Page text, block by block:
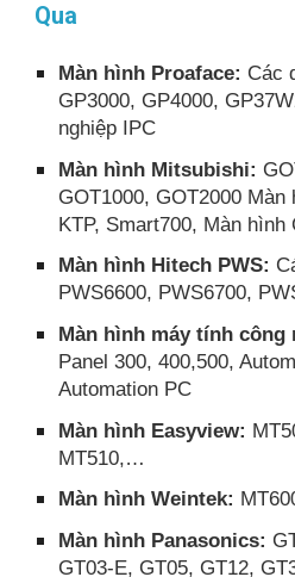
Qua
Màn hình Proaface: Các
GP3000, GP4000,
nghiệp IPC
Màn hình Mitsubishi:
GOT1000, GOT2000 Màn
KTP, Smart700, Màn
Màn hình Hitech PWS:
PWS6600, PWS6700,
Màn hình máy tính công
Panel 300, 400,500,
Automation PC
Màn hình Easyview:
MT510,…
Màn hình Weintek:
Màn hình Panasonics:
GT03-E, GT05, GT12,